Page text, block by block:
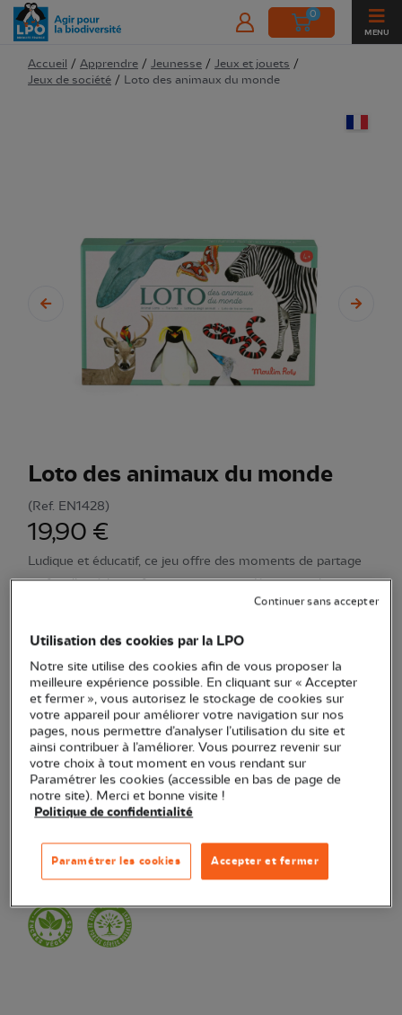
0
MENU
Accueil / Apprendre / Jeunesse / Jeux et jouets /
Jeux de société / Loto des animaux du monde
Loto des animaux du monde
(Ref. EN1428)
19,90 €
Ludique et éducatif, ce jeu offre des moments de partage
en famille où les enfants voyagent en découvrant la
Quantité
En stock
Ajouter au panier
Transaction sécurisée
Produit certifié
Utilisation des cookies par la LPO
Notre site utilise des cookies afin de vous proposer la
meilleure expérience possible. En cliquant sur « Accepter
et fermer », vous autorisez le stockage de cookies sur
votre appareil pour améliorer votre navigation sur nos
pages, nous permettre d’analyser l’utilisation du site et
ainsi contribuer à l’améliorer. Vous pourrez revenir sur
votre choix à tout moment en vous rendant sur
Paramétrer les cookies (accessible en bas de page de
notre site). Merci et bonne visite !
Politique de confidentialité
Accepter et fermer
Paramétrer les cookies
Continuer sans accepter